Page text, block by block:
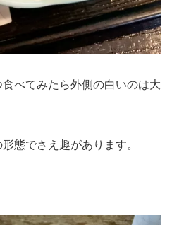
べてみたら外側の白いのは大
態でさえ趣があります。